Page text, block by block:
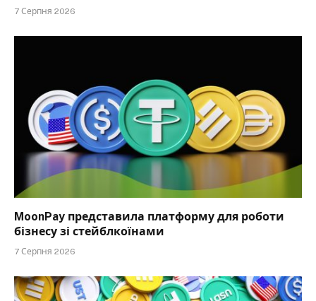
7 Серпня 2026
MoonPay представила платформу для роботи
бізнесу зі стейблкоїнами
7 Серпня 2026